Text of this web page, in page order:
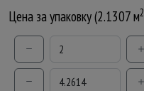
Цена за упаковку (2.1307 м2